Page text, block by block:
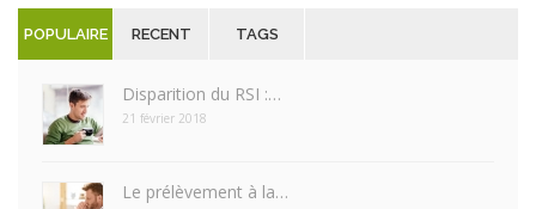
POPULAIRE RECENT TAGS
Disparition du RSI :…
21 février 2018
Le prélèvement à la…